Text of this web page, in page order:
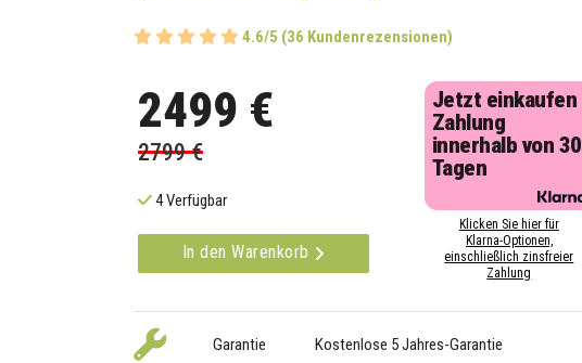
4.6/5 (36 Kundenrezensionen)
2499 €
2799 €
4 Verfügbar
In den Warenkorb
Jetzt einkaufen
Zahlung
innerhalb von 30
Tagen
Klicken Sie hier für
Klarna-Optionen,
einschließlich zinsfreier
Zahlung
Garantie Kostenlose 5 Jahres-Garantie